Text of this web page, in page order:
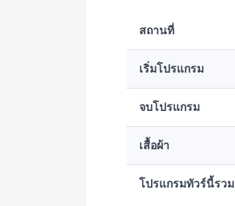
สถานที่
เริ่มโปรแกรม
จบโปรแกรม
เสื้อผ้า
โปรแกรมทัวร์นี้รวม